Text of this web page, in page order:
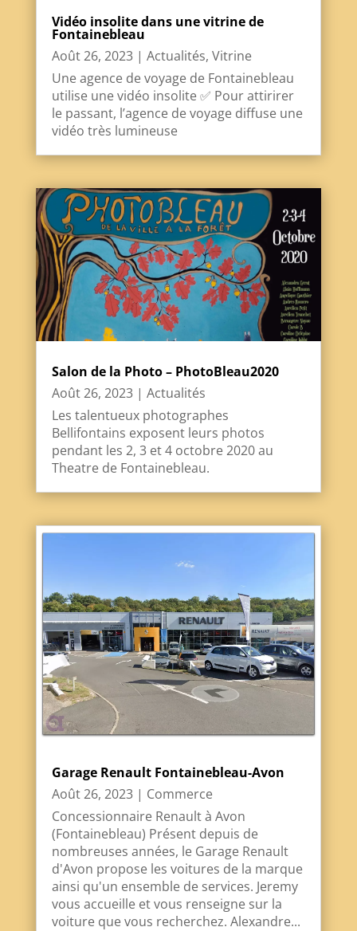
Vidéo insolite dans une vitrine de
Fontainebleau
Août 26, 2023| Actualités, Vitrine
Une agence de voyage de Fontainebleau
utilise une vidéo insolite ✅ Pour attirirer
le passant, l’agence de voyage diffuse une
vidéo très lumineuse
Salon de la Photo – PhotoBleau2020
Août 26, 2023| Actualités
Les talentueux photographes
Bellifontains exposent leurs photos
pendant les 2, 3 et 4 octobre 2020 au
Theatre de Fontainebleau.
Garage Renault Fontainebleau-Avon
Août 26, 2023| Commerce
Concessionnaire Renault à Avon
(Fontainebleau) Présent depuis de
nombreuses années, le Garage Renault
d'Avon propose les voitures de la marque
ainsi qu'un ensemble de services. Jeremy
vous accueille et vous renseigne sur la
voiture que vous recherchez. Alexandre...